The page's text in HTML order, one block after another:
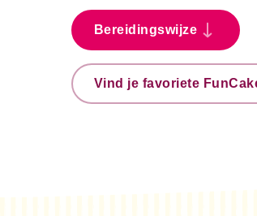
Bereidingswijze
Vind je favoriete